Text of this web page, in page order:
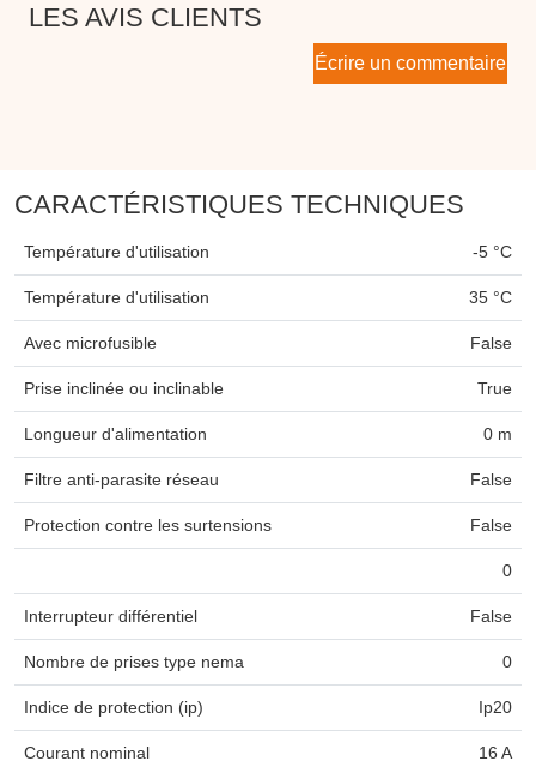
LES AVIS CLIENTS
Écrire un commentaire
CARACTÉRISTIQUES TECHNIQUES
Température d'utilisation -5 °C
Température d'utilisation 35 °C
Avec microfusible False
Prise inclinée ou inclinable True
Longueur d'alimentation 0 m
Filtre anti-parasite réseau False
Protection contre les surtensions False
0
Interrupteur différentiel False
Nombre de prises type nema 0
Indice de protection (ip) Ip20
Courant nominal 16 A